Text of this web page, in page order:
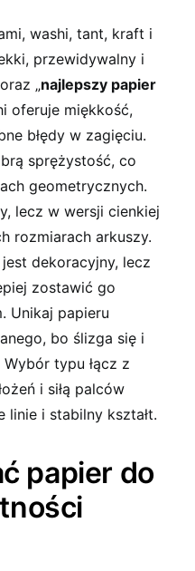
washi, tant, kraft i
przewidywalny i
„najlepszy papier
oferuje miękkość,
błędy w zagięciu.
sprężystość, co
geometrycznych.
lecz w wersji cienkiej
rozmiarach arkuszy.
dekoracyjny, lecz
zostawić go
Unikaj papieru
bo ślizga się i
typu łącz z
i siłą palców
linie i stabilny kształt.
papier do